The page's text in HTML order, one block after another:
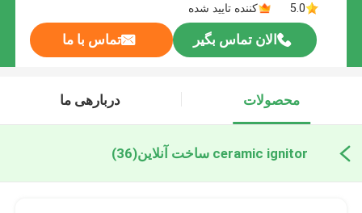
5.0
کننده تایید شده
الان تماس بگیر تماس با ما
محصولات دربارهی ما
ceramic ignitor ساخت آنلاین (36)